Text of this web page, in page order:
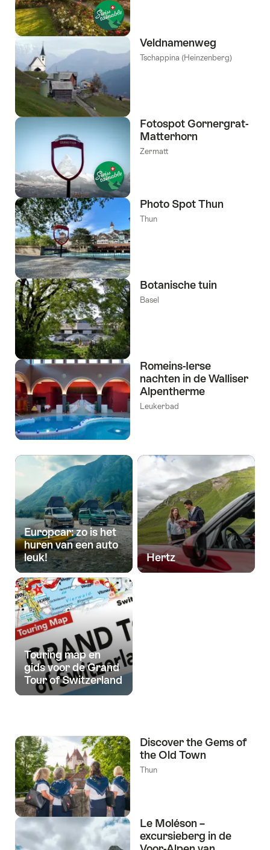
Veldnamenweg
Tschappina (Heinzenberg)
Fotospot Gornergrat-
Matterhorn
Zermatt
Photo Spot Thun
Thun
Botanische tuin
Basel
Romeins-Ierse
nachten in de Walliser
Alpentherme
Leukerbad
Europcar: zo is het
huren van een auto
leuk!
Hertz
Touring map en
gids voor de Grand
Tour of Switzerland
Discover the Gems of
the Old Town
Thun
Le Moléson –
excursieberg in de